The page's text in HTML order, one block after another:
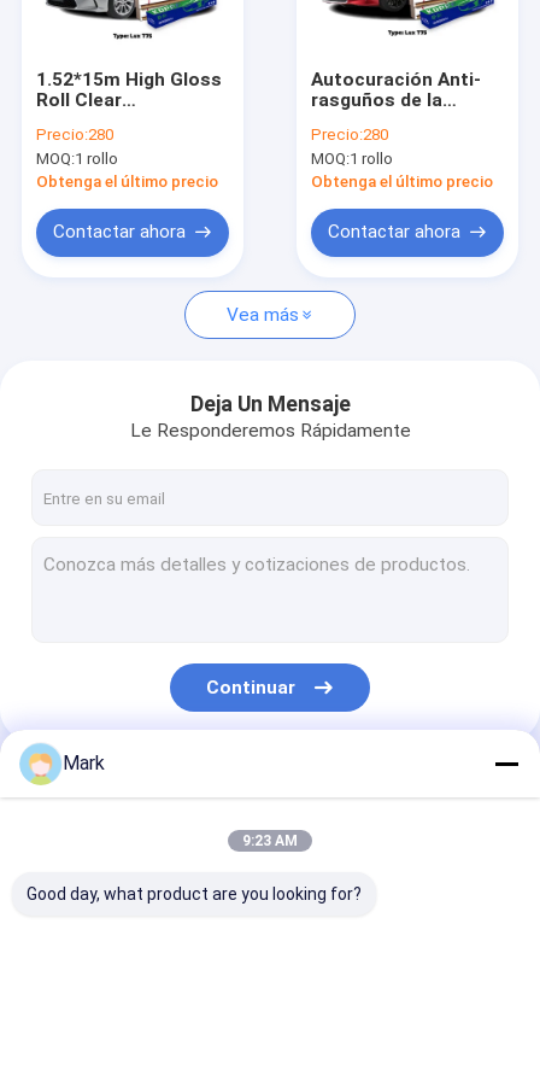
Sobre nosotros
Contacto
Solicitar una cotización
Película protectora de pintura brillante
Película de protección de pintura mate
Película de protección de pintura de fibra de carbono
película de la protección de la linterna
Tintura de ventanas de automóviles
1.52*15m High Gloss
Roll Clear
Anticorriente
Transparente PPF
para automóviles
Precio:280
MOQ:1 rollo
Obtenga el último precio
Contactar ahora
Autocuración Anti-
rasguños de la
carrocería del
automóvil Película de
protección clara Tpu
Precio:280
MOQ:1 rollo
Obtenga el último precio
Contactar ahora
Vea más
Deja Un Mensaje
Le Responderemos Rápidamente
Continuar
Nuestras Categorías
Mark
9:23 AM
Good day, what product are you looking for?